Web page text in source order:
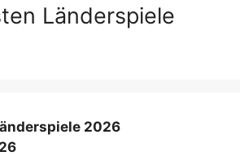
Länderspiele
2026